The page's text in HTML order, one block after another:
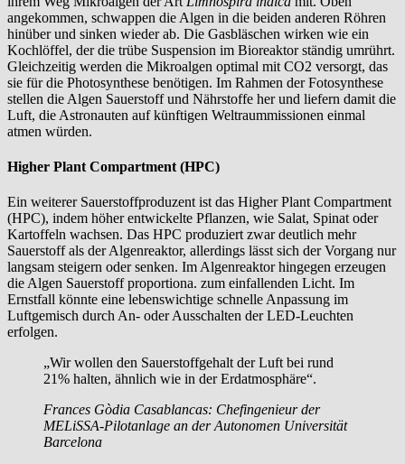
angekommen, schwappen die Algen in die beiden anderen Röhren
hinüber und sinken wieder ab. Die Gasbläschen wirken wie ein
Kochlöffel, der die trübe Suspension im Bioreaktor ständig umrührt.
Gleichzeitig werden die Mikroalgen optimal mit CO2 versorgt, das
sie für die Photosynthese benötigen. Im Rahmen der Fotosynthese
stellen die Algen Sauerstoff und Nährstoffe her und liefern damit die
Luft, die Astronauten auf künftigen Weltraummissionen einmal
atmen würden.
Higher Plant Compartment (HPC)
Ein weiterer Sauerstoffproduzent ist das Higher Plant Compartment
(HPC), indem höher entwickelte Pflanzen, wie Salat, Spinat oder
Kartoffeln wachsen. Das HPC produziert zwar deutlich mehr
Sauerstoff als der Algenreaktor, allerdings lässt sich der Vorgang nur
langsam steigern oder senken. Im Algenreaktor hingegen erzeugen
die Algen Sauerstoff proportiona. zum einfallenden Licht. Im
Ernstfall könnte eine lebenswichtige schnelle Anpassung im
Luftgemisch durch An- oder Ausschalten der LED-Leuchten
erfolgen.
„Wir wollen den Sauerstoffgehalt der Luft bei rund
21% halten, ähnlich wie in der Erdatmosphäre“.
Frances Gòdia Casablancas: Chefingenieur der
MELiSSA-Pilotanlage an der Autonomen Universität
Barcelona